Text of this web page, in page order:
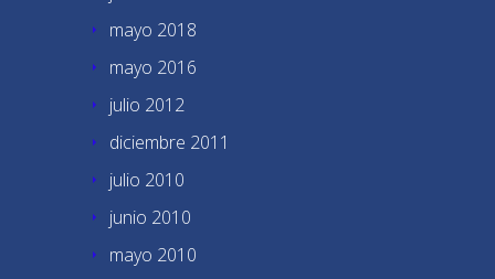
mayo 2018
mayo 2016
julio 2012
diciembre 2011
julio 2010
junio 2010
mayo 2010